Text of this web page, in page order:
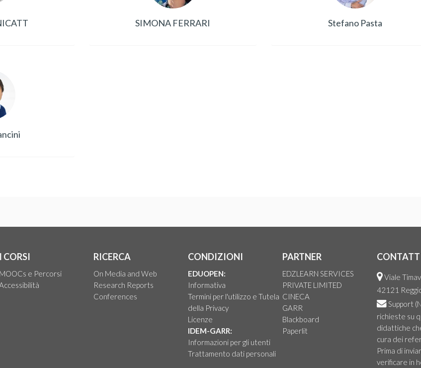
SIMONA FERRARI Stefano Pasta
I CORSI
MOOCs e Percorsi
RICERCA
On Media and Web
Research Reports
Conferences
CONDIZIONI
EDUOPEN:
Informativa
Termini per l'utilizzo e Tutela
della Privacy
Licenze
IDEM-GARR:
Informazioni per gli utenti
Trattamento dati personali
PARTNER
EDZLEARN SERVICES
PRIVATE LIMITED
CINECA
GARR
Blackboard
Paperlit
Viale
42121
Support
richieste su
didattiche
cura dei
Prima di
verificare in